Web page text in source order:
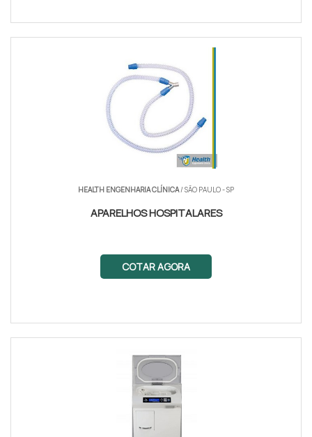
HEALTH ENGENHARIA CLÍNICA/ SÃO PAULO - SP
APARELHOS HOSPITALARES
COTAR AGORA